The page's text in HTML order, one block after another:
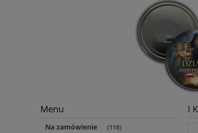
Menu
Na zamówienie (118)
I